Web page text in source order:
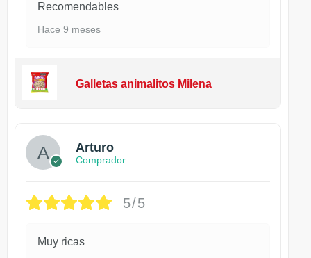
Recomendables
Hace 9 meses
Galletas animalitos Milena
Arturo
Comprador
5/5
Muy ricas